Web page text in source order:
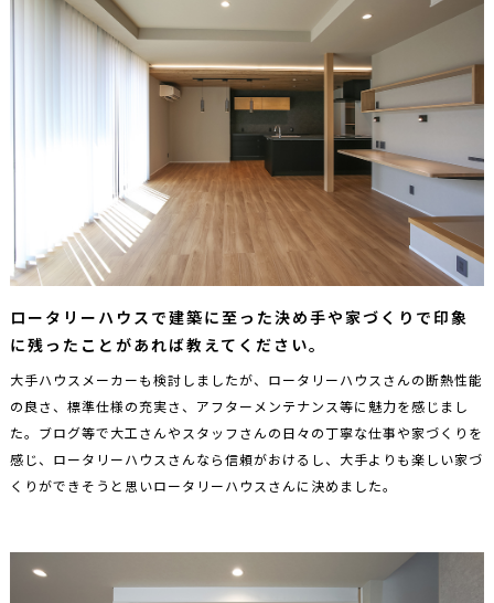
ロータリーハウスで建築に至った決め手や家づくりで印象
に残ったことがあれば教えてください。
大手ハウスメーカーも検討しましたが、ロータリーハウスさんの断熱性能
の良さ、標準仕様の充実さ、アフターメンテナンス等に魅力を感じまし
た。ブログ等で大工さんやスタッフさんの日々の丁寧な仕事や家づくりを
感じ、ロータリーハウスさんなら信頼がおけるし、大手よりも楽しい家づ
くりができそうと思いロータリーハウスさんに決めました。